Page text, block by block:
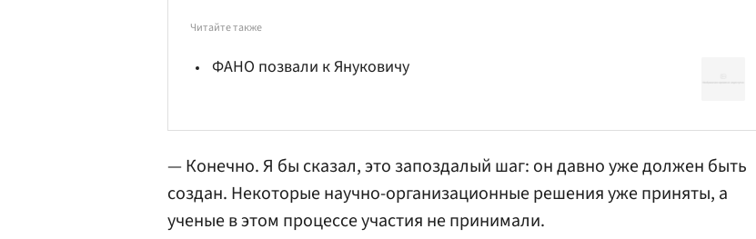
Читайте также
ФАНО позвали к Януковичу
— Конечно. Я бы сказал, это запоздалый шаг: он давно уже должен быть
создан. Некоторые научно-организационные решения уже приняты, а
ученые в этом процессе участия не принимали.